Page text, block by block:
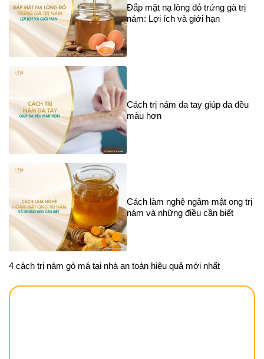
Đắp mặt nạ lòng đỏ trứng gà trị
nám: Lợi ích và giới hạn
Cách trị nám da tay giúp da đều
màu hơn
Cách làm nghệ ngâm mật ong trị
nám và những điều cần biết
4 cách trị nám gò má tại nhà an toàn hiệu quả mới nhất